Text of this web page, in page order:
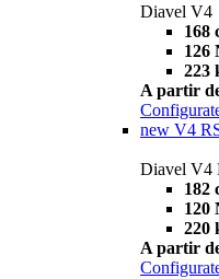
Diavel V4
168
126
223
A partir
new V4
Diavel V4
182
120
220
A partir